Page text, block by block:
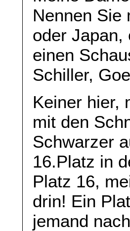
Nennen Sie
oder Japan,
einen
Schiller,
Keiner hier,
mit den
Schwarzer
16.Platz in
Platz 16,
drin! Ein
jemand